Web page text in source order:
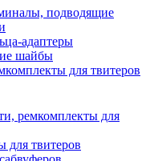
подводящие
адаптеры
шайбы
для твитеров
ремкомплекты для
для твитеров